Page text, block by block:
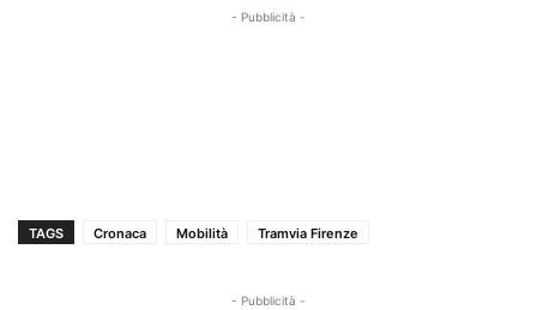
- Pubblicità -
TAGS Cronaca Mobilità Tramvia Firenze
- Pubblicità -